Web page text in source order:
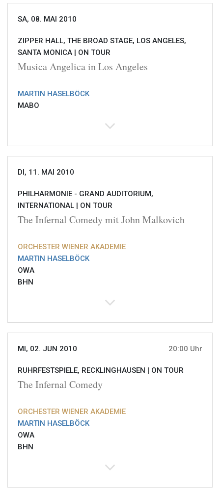
SA, 08. MAI 2010
ZIPPER HALL, THE BROAD STAGE, LOS ANGELES,
SANTA MONICA | ON TOUR
Musica Angelica in Los Angeles
MARTIN HASELBÖCK
MABO
DI, 11. MAI 2010
PHILHARMONIE - GRAND AUDITORIUM,
INTERNATIONAL | ON TOUR
The Infernal Comedy mit John Malkovich
ORCHESTER WIENER AKADEMIE
MARTIN HASELBÖCK
OWA
BHN
MI, 02. JUN 2010 20:00 Uhr
RUHRFESTSPIELE, RECKLINGHAUSEN | ON TOUR
The Infernal Comedy
ORCHESTER WIENER AKADEMIE
MARTIN HASELBÖCK
OWA
BHN